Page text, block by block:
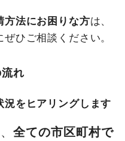
方法にお困りな方は、
ひご相談ください。
れ
況をヒアリングします
全ての市区町村で